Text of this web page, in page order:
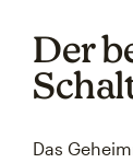
Der
Das